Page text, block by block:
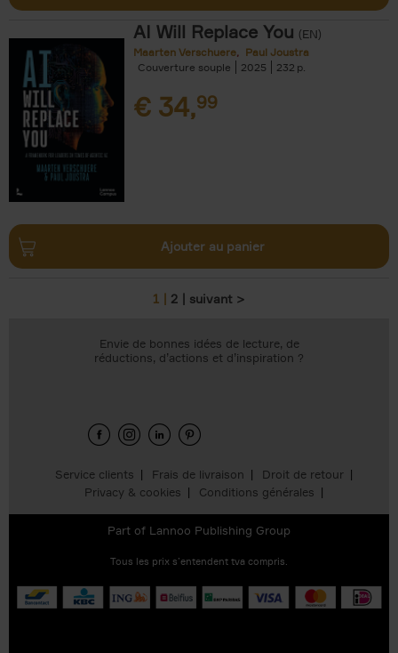
AI Will Replace You (EN)
Maarten Verschuere
Paul Joustra
Couverture souple
2025 232
€ 34,99
Ajouter au panier
1 2 suivant >
Service clients Frais de livraison
Droit de retour
Privacy & cookies
Conditions générales
Envie de bonnes idées de lecture, de
réductions, d’actions et d’inspiration ?
Part of Lannoo Publishing Group
Tous les prix s’entendent tva compris.